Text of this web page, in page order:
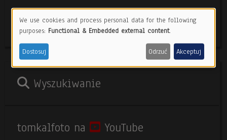
Body
Wyszukiwanie
tomkalfoto na YouTube
Use
of
personal
data
and
We use cookies and process personal data for the following
purposes: Functional & Embedded external content.
Dostosuj Odrzuć Akceptuj